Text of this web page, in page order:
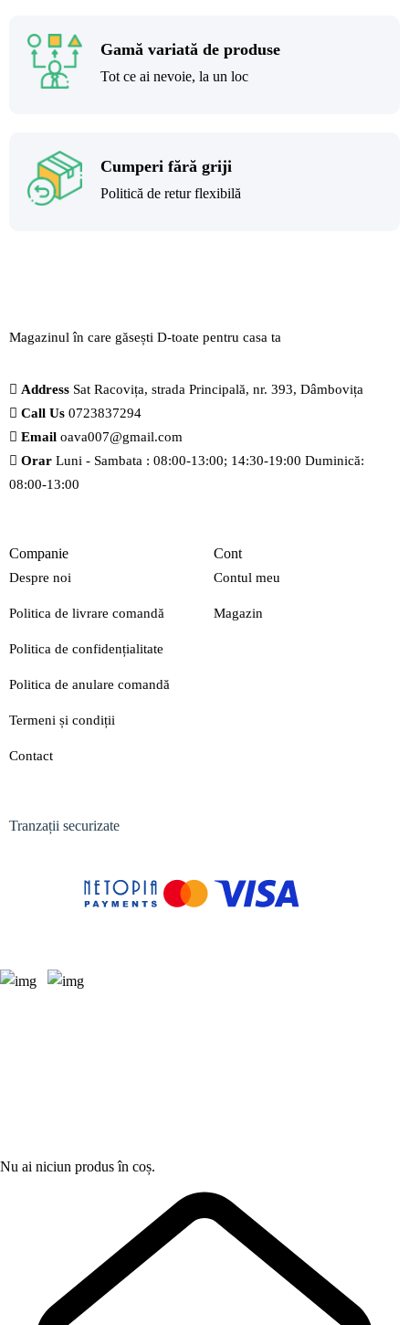
Gamă variată de produse
Tot ce ai nevoie, la un loc
Cumperi fără griji
Politică de retur flexibilă
Magazinul în care găsești D-toate pentru casa ta
Address Sat Racovița, strada Principală, nr. 393, Dâmbovița
Call Us 0723837294
Email oava007@gmail.com
Orar Luni - Sambata : 08:00-13:00; 14:30-19:00 Duminică:
08:00-13:00
Companie
Despre noi
Politica de livrare comandă
Politica de confidențialitate
Politica de anulare comandă
Termeni și condiții
Contact
Cont
Contul meu
Magazin
Tranzații securizate
Nu ai niciun produs în coș.